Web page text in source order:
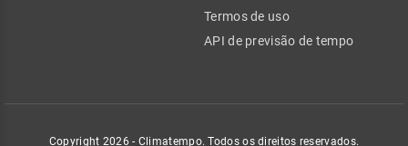
Termos de uso
API de previsão de tempo
Copyright 2026 - Climatempo. Todos os direitos reservados.